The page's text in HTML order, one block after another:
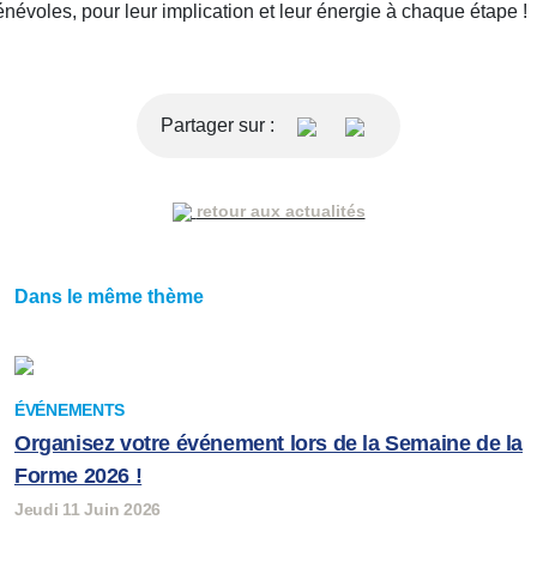
pour leur implication et leur énergie à chaque étape !
retour aux actualités
Partager sur :
Dans le même thème
ÉVÉNEMENTS
Organisez votre événement lors de la Semaine de la
Forme 2026 !
Jeudi 11 Juin 2026